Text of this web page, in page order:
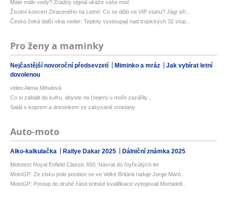
Máte málo vody? Zrádný signál ukáže vaše moč
Životní koncert Ztraceného na Letné: Co se dělo ve VIP stanu? Jágr při...
Česko čeká další vlna veder: Teploty vystoupají nad tropických 32 stup...
Pro ženy a maminky
Nejčastější novoroční předsevzetí Miminko a mráz
Jak vybírat letní
dovolenou
video Alena Mihulová
Co si zabalit do kufru, abyste na (nejen) u moře zazářily...
Salát s koprem a dresinkem ze zakysané smetany
Auto-moto
Alko-kalkulačka Rallye Dakar 2025 Dálniční známka 2025
Mototest Royal Enfield Classic 650: Návrat do čtyřicátých let
MotoGP: Ze zisku pole position se ve Velké Británii raduje Jorge Marti...
MotoGP: Postup do druhé části britské kvalifikace vybojovali Morbidell...